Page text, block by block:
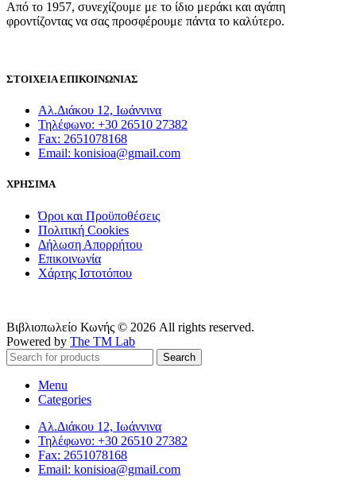
πολλαπλές
παραλλαγές.
να
στη
σελίδα
του
προϊόντος
Από το 1957, συνεχίζουμε με το ίδιο μεράκι και αγάπη
φροντίζοντας να σας προσφέρουμε πάντα το καλύτερο.
ΣΤΟΙΧΕΙΑ ΕΠΙΚΟΙΝΩΝΙΑΣ
Αλ.Διάκου 12, Ιωάννινα
Τηλέφωνο: +30 26510 27382
Fax: 2651078168
Email: konisioa@gmail.com
ΧΡΗΣΙΜΑ
Όροι και Προϋποθέσεις
Πολιτική Cookies
Δήλωση Απορρήτου
Επικοινωνία
Χάρτης Ιστοτόπου
Βιβλιοπωλείο Κωνής © 2026 All rights reserved.
Powered by The TM Lab
Search
Menu
Categories
Αλ.Διάκου 12, Ιωάννινα
Τηλέφωνο: +30 26510 27382
Fax: 2651078168
Email: konisioa@gmail.com